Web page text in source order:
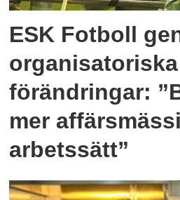
ESK Fotboll
organisatoriska
förändringar:
mer
arbetssätt”